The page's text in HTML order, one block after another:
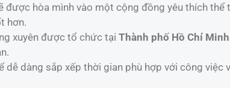
được hòa mình vào một cộng đồng yêu thích
hơn.
xuyên được tổ chức tại Thành phố Hồ Chí Minh
dễ dàng sắp xếp thời gian phù hợp với công việc